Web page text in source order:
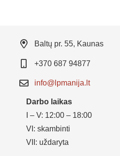
Baltų pr. 55, Kaunas
+370 687 94877
info@lpmanija.lt
Darbo laikas
I – V: 12:00 – 18:00
VI: skambinti
VII: uždaryta